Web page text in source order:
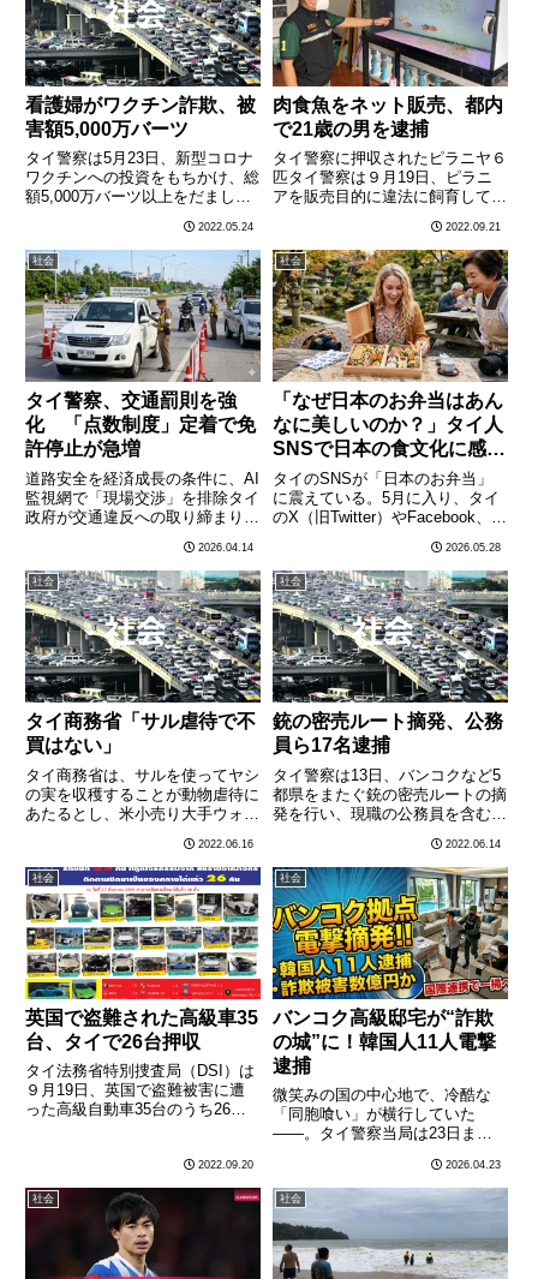
看護婦がワクチン詐欺、被
害額5,000万バーツ
タイ警察は5月23日、新型コロナ
ワクチンへの投資をもちかけ、総
額5,000万バーツ以上をだまし取
勤務する看護婦トーンリム（38
歳）を詐欺の容疑で逮捕した。5
月24日付タイ字紙タイラットに
よると、トーンリム容疑者………
2022.05.24
肉食魚をネット販売、都内
で21歳の男を逮捕
タイ警察に押収されたピラニヤ６
匹タイ警察は９月19日、ピラニ
アを販売目的に違法に飼育してい
に住むタイ人の男（21）を逮捕
した。自宅で飼育されていたピラ
ニア６匹を押収した。現地メディ
アの報道によれば、男は数年前
に………
2022.09.21
社会
タイ警察、交通罰則を強
化 「点数制度」定着で免
許停止が急増
道路安全を経済成長の条件に、AI
監視網で「現場交渉」を排除タイ
政府が交通違反への取り締まりの
入された「交通点数制度」が
2026年に入り完全に定着し、点
数消失による免許停止処分を受け
るドライバーが前年比で3割
増………
2026.04.14
社会
「なぜ日本のお弁当はあん
なに美しいのか？」タイ人
SNSで日本の食文化に感動
の声が殺到——「手作り愛
情弁当」文化への羨望
タイのSNSが「日本のお弁当」
に震えている。5月に入り、タイ
のX（旧Twitter）やFacebook、
んなに美しいのか」というトピッ
クが急速に広まった。きっかけは
日本の母親が作った彩り豊かなキ
ャラ弁の動………
2026.05.28
社会
タイ商務省「サル虐待で不
買はない」
タイ商務省は、サルを使ってヤシ
の実を収穫することが動物虐待に
あたるとし、米小売り大手ウォル
輸入・販売を禁止したとの一部報
道を「サルを使った収穫は過去の
もの。ウォルマートは禁止してい
ない」と否定した。6月16日
付………
2022.06.16
社会
銃の密売ルート摘発、公務
員ら17名逮捕
タイ警察は13日、バンコクなど5
都県をまたぐ銃の密売ルートの摘
発を行い、現職の公務員を含む計
日付の各紙報道によると、バンコ
ク、チョンブリ、カンチャナブ
リ、ウドンタニ、チェンマイの計
21か所で摘発が行われ、チ
ョ………
2022.06.14
社会
英国で盗難された高級車35
台、タイで26台押収
タイ法務省特別捜査局（DSI）は
９月19日、英国で盗難被害に遭
った高級自動車35台のうち26台
盗難された高級車35台は、ロン
ドン・ヒースロー空港からシンガ
ポールに空輸された後、海
2022.09.20
社会
バンコク高級邸宅が“詐欺
の城”に！韓国人11人電撃
逮捕
微笑みの国の中心地で、冷酷な
「同胞喰い」が横行していた
――。タイ警察当局は23日まで
ある豪邸を家宅捜索し、特殊詐欺
に関与したとして韓国籍の男ら
11人を電撃逮捕した。■ 狙われた
のは「韓国の情」と「切実な家
計」 ………
2026.04.23
社会 社会